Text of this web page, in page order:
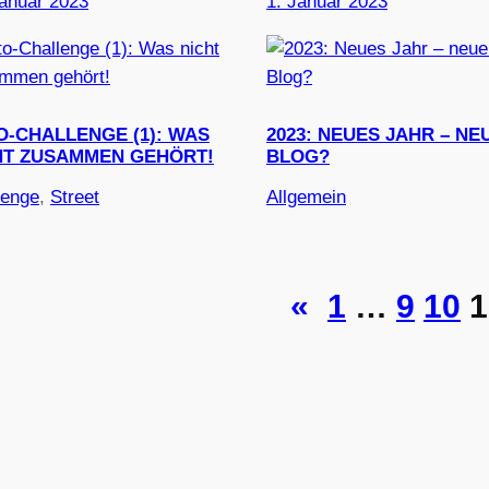
CHALLENGE (1): WAS
ZUSAMMEN GEHÖRT!
, Street
2023: NEUES JAHR –
BLOG?
Allgemein
« 1 … 9 10